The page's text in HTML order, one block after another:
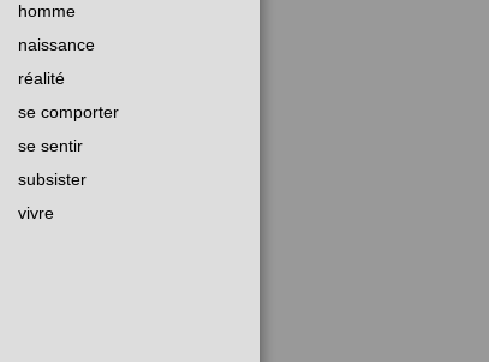
homme
naissance
réalité
se comporter
se sentir
subsister
vivre